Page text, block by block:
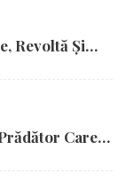
Revoltă Și…
Care…